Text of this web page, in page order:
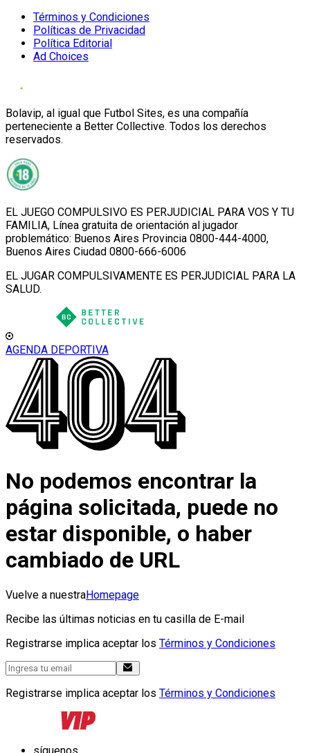
Términos y Condiciones
Políticas de Privacidad
Política Editorial
Ad Choices
Bolavip, al igual que Futbol Sites, es una compañía
perteneciente a Better Collective. Todos los derechos
reservados.
EL JUEGO COMPULSIVO ES PERJUDICIAL PARA VOS Y TU
FAMILIA, Línea gratuita de orientación al jugador
problemático: Buenos Aires Provincia 0800-444-4000,
Buenos Aires Ciudad 0800-666-6006
EL JUGAR COMPULSIVAMENTE ES PERJUDICIAL PARA LA
SALUD.
AGENDA DEPORTIVA
No podemos encontrar la
página solicitada, puede no
estar disponible, o haber
cambiado de URL
Vuelve a nuestraHomepage
Recibe las últimas noticias en tu casilla de E-mail
Registrarse implica aceptar los Términos y Condiciones
Registrarse implica aceptar los Términos y Condiciones